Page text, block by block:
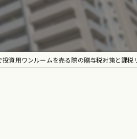
売買
マンション
投資
投資用ワンルームを売る際の贈与税対策と課税